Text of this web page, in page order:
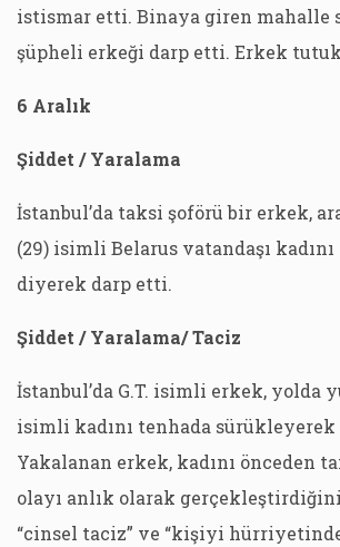
istismar etti. Binaya giren mahalle
şüpheli erkeği darp etti. Erkek
6 Aralık
Şiddet / Yaralama
İstanbul’da taksi şoförü bir erkek,
(29) isimli Belarus vatandaşı kadını
diyerek darp etti.
Şiddet / Yaralama/ Taciz
İstanbul’da G.T. isimli erkek, yolda
isimli kadını tenhada
Yakalanan erkek, kadını önceden
olayı anlık olarak gerçekleştirdiğini
“cinsel taciz” ve “kişiyi